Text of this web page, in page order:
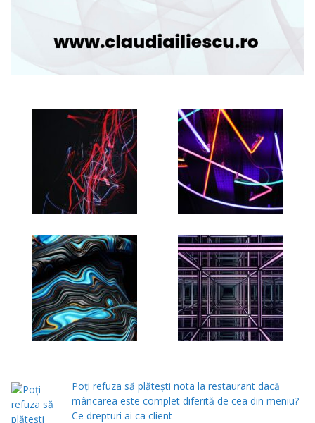
Poți refuza să plătești nota la restaurant dacă
mâncarea este complet diferită de cea din meniu?
Ce drepturi ai ca client